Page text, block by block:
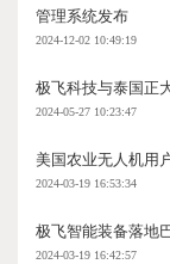
管理系统发布
2024-12-02 10:49:19
极飞科技与泰国正
2024-05-27 10:23:47
美国农业无人机用
2024-03-19 16:53:34
极飞智能装备落地
2024-03-19 16:42:57